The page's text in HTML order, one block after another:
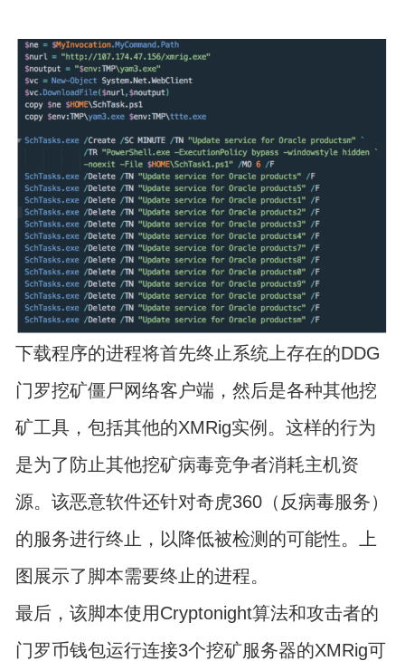
下载程序的进程将首先终止系统上存在的DDG
门罗挖矿僵尸网络客户端，然后是各种其他挖
矿工具，包括其他的XMRig实例。这样的行为
是为了防止其他挖矿病毒竞争者消耗主机资
源。该恶意软件还针对奇虎360（反病毒服务）
的服务进行终止，以降低被检测的可能性。上
图展示了脚本需要终止的进程。
最后，该脚本使用Cryptonight算法和攻击者的
门罗币钱包运行连接3个挖矿服务器的XMRig可